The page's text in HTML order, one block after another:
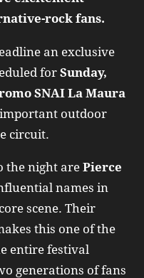
fans.
an exclusive
for Sunday,
SNAI La Maura
outdoor
circuit.
the night are Pierce
names in
scene. Their
this one of the
entire festival
generations of fans